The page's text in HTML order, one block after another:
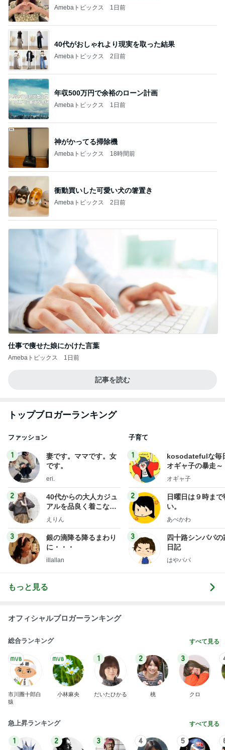
Amebaトピックス 1日前
40代がおしゃれより現実を取った結果
Amebaトピックス 2日前
年収500万円で余裕のローン計画
Amebaトピックス 1日前
神がかってる掃除機
Amebaトピックス 18時間前
衝動買いした可愛い犬の箸置き
Amebaトピックス 2日前
仕事で痩せた娘にかけた言葉
Amebaトピックス 1日前
記事を読む
トップブロガーランキング
ファッション
1
妻です。ママです。女
です。
eri.
2
40代からの大人カジュ
アルを品良く着こなす
ファッションブログ
えりん
3
銀の滴降る降るまわり
に・・・
illallan
子育て
1
kosodatefulな毎
オギャ子の暴走～
オギャ子
2
日曜日は９時まで
い。
あべかわ
3
四十路シンパパの
日記
はやパパ
もっと見る
オフィシャルブロガーランキング
総合ランキング すべて見る
市川團十郎白
猿
小林麻央
1
だいたひかる
2
桃
3
クロ
急上昇ランキング すべて見る
1 2 3 4 5